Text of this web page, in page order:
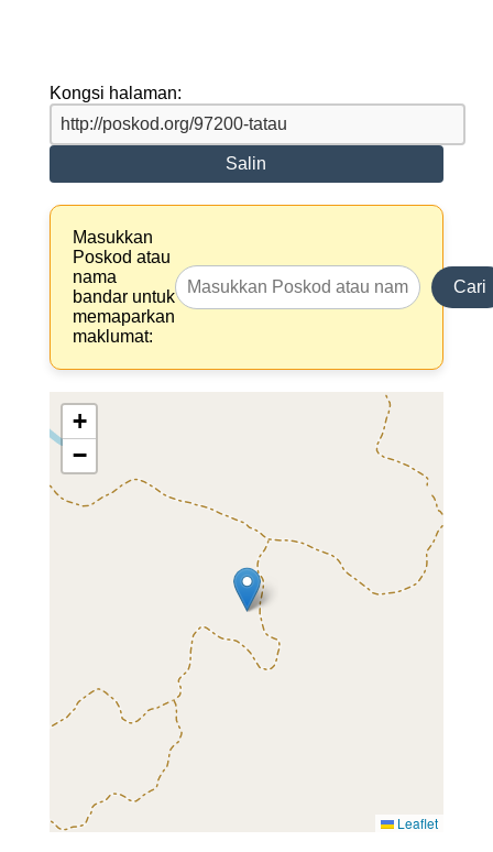
Kongsi halaman:
Salin
Masukkan
Poskod atau
nama
bandar untuk
memaparkan
maklumat:
Cari
+
−
Leaflet